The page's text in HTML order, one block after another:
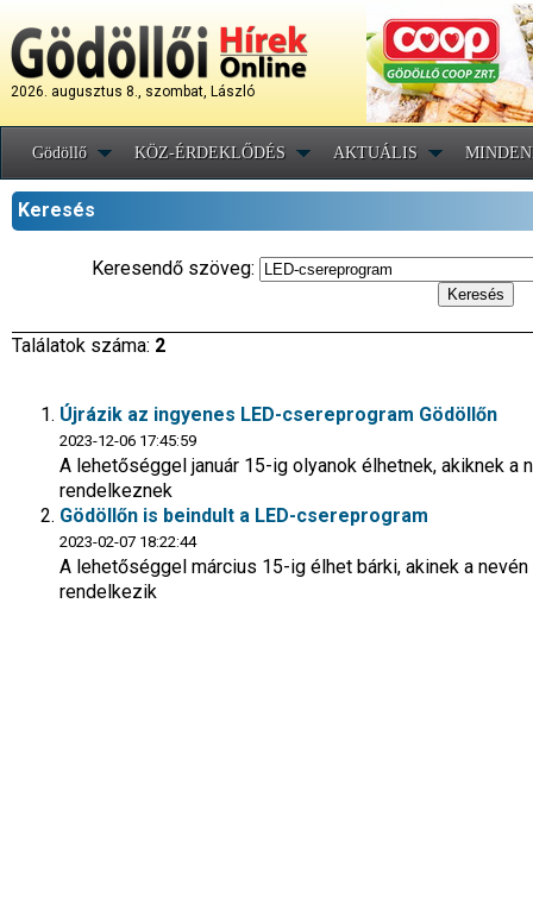
2026. augusztus 8., szombat, László
Gödöllő KÖZ-ÉRDEKLŐDÉS AKTUÁLIS
Keresés
Keresendő szöveg:
Találatok száma: 2
Újrázik az ingyenes LED-csereprogram Gödöllőn
2023-12-06 17:45:59
A lehetőséggel január 15-ig olyanok élhetnek, akiknek a
rendelkeznek
Gödöllőn is beindult a LED-csereprogram
2023-02-07 18:22:44
A lehetőséggel március 15-ig élhet bárki, akinek a
rendelkezik